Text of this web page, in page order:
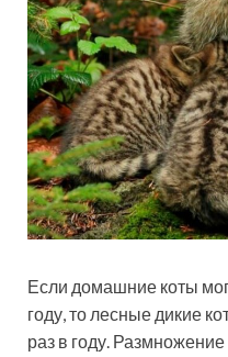
Если домашние коты
году, то лесные дикие
раз в году.